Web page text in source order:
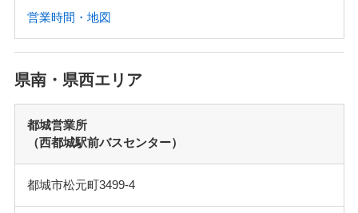
営業時間・地図
県南・県西エリア
都城営業所
（西都城駅前バスセンター）
都城市松元町3499-4